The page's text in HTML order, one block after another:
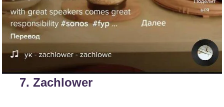
7.Zachlower